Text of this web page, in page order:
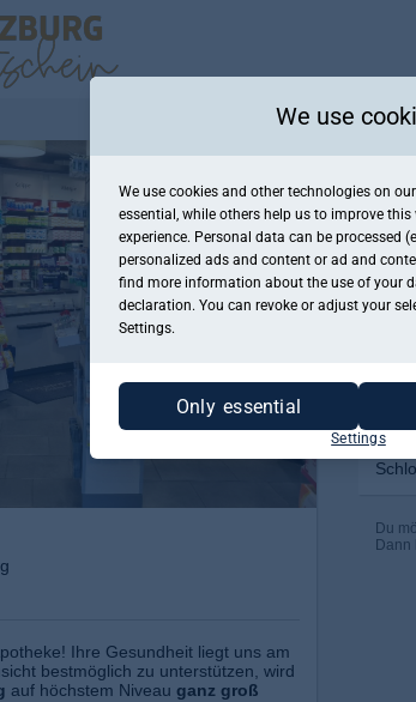
Ihre Gesundheit liegt uns am
bestmöglich zu unterstützen, wird
auf höchstem Niveau ganz groß
Du
Dann
We use
We use cookies and other technologies on
essential, while others help us to improve
experience. Personal data can be processed
personalized ads and content or ad and
find more information about the use of your
declaration. You can revoke or adjust your
Settings.
Only essential
Settings